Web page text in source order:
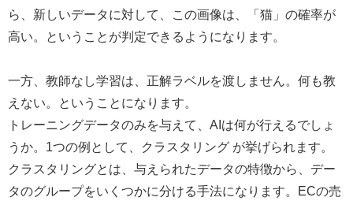
ら、新しいデータに対して、この画像は、「猫」の確率が
高い。ということが判定できるようになります。
一方、教師なし学習は、正解ラベルを渡しません。何も教
えない。ということになります。
トレーニングデータのみを与えて、AIは何が行えるでしょ
うか。1つの例として、クラスタリング が挙げられます。
クラスタリングとは、与えられたデータの特徴から、デー
タのグループをいくつかに分ける手法になります。ECの売